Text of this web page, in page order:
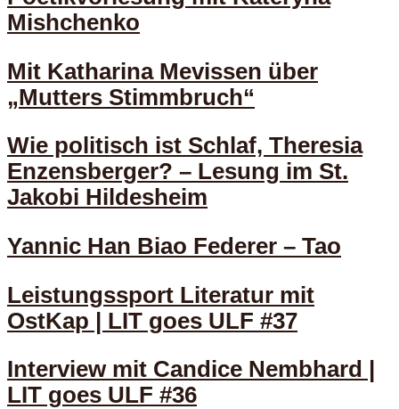
Mishchenko
Mit Katharina Mevissen über
„Mutters Stimmbruch“
Wie politisch ist Schlaf, Theresia
Enzensberger? – Lesung im St.
Jakobi Hildesheim
Yannic Han Biao Federer – Tao
Leistungssport Literatur mit
OstKap | LIT goes ULF #37
Interview mit Candice Nembhard |
LIT goes ULF #36